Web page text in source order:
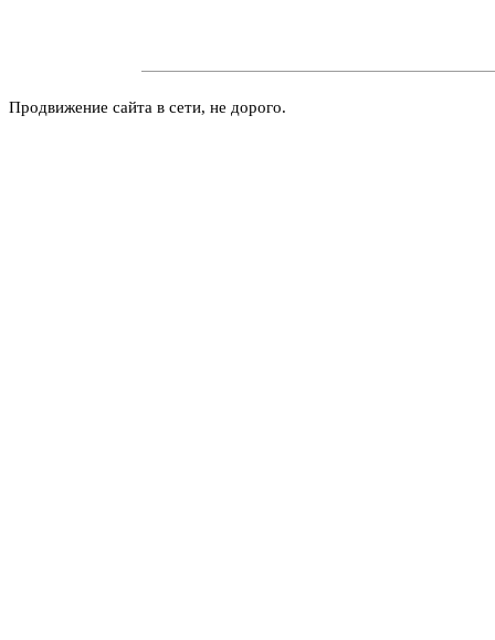
Продвижение сайта в сети, не дорого.